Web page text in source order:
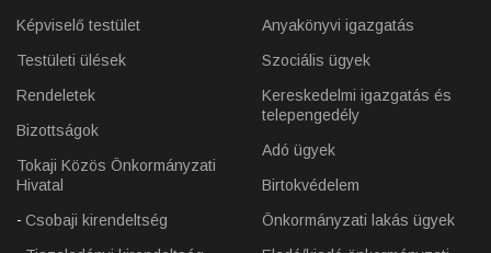
Képviselő testület
Testületi ülések
Rendeletek
Bizottságok
Tokaji Közös Önkormányzati
Hivatal
Csobaji kirendeltség
Anyakönyvi igazgatás
Szociális ügyek
Kereskedelmi igazgatás és
telepengedély
Adó ügyek
Birtokvédelem
Önkormányzati lakás ügyek